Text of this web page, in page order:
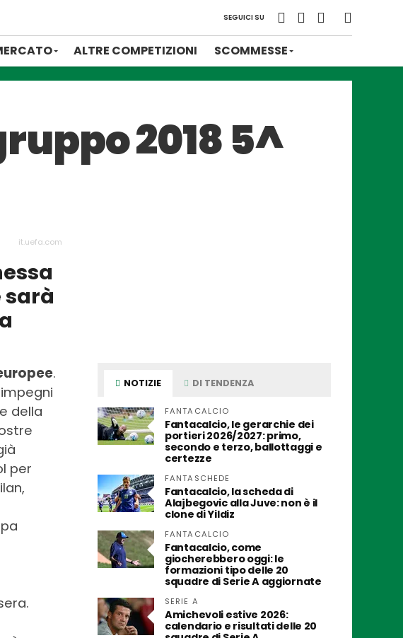
SEGUICI SU
ALTRE COMPETIZIONI SCOMMESSE
2018 5^
it.uefa.com
sarà
.
della
per
NOTIZIE DI TENDENZA
FANTACALCIO
Fantacalcio, le gerarchie dei
portieri 2026/2027: primo,
secondo e terzo, ballottaggi e
certezze
FANTASCHEDE
Fantacalcio, la scheda di
Alajbegovic alla Juve: non è il
clone di Yildiz
FANTACALCIO
Fantacalcio, come
giocherebbero oggi: le
formazioni tipo delle 20
squadre di Serie A aggiornate
SERIE A
Amichevoli estive 2026:
calendario e risultati delle 20